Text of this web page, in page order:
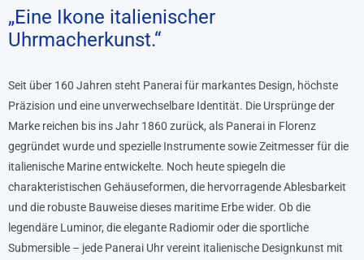
„Eine Ikone italienischer
Uhrmacherkunst.“
Seit über 160 Jahren steht Panerai für markantes Design, höchste
Präzision und eine unverwechselbare Identität. Die Ursprünge der
Marke reichen bis ins Jahr 1860 zurück, als Panerai in Florenz
gegründet wurde und spezielle Instrumente sowie Zeitmesser für die
italienische Marine entwickelte. Noch heute spiegeln die
charakteristischen Gehäuseformen, die hervorragende Ablesbarkeit
und die robuste Bauweise dieses maritime Erbe wider. Ob die
legendäre Luminor, die elegante Radiomir oder die sportliche
Submersible – jede Panerai Uhr vereint italienische Designkunst mit